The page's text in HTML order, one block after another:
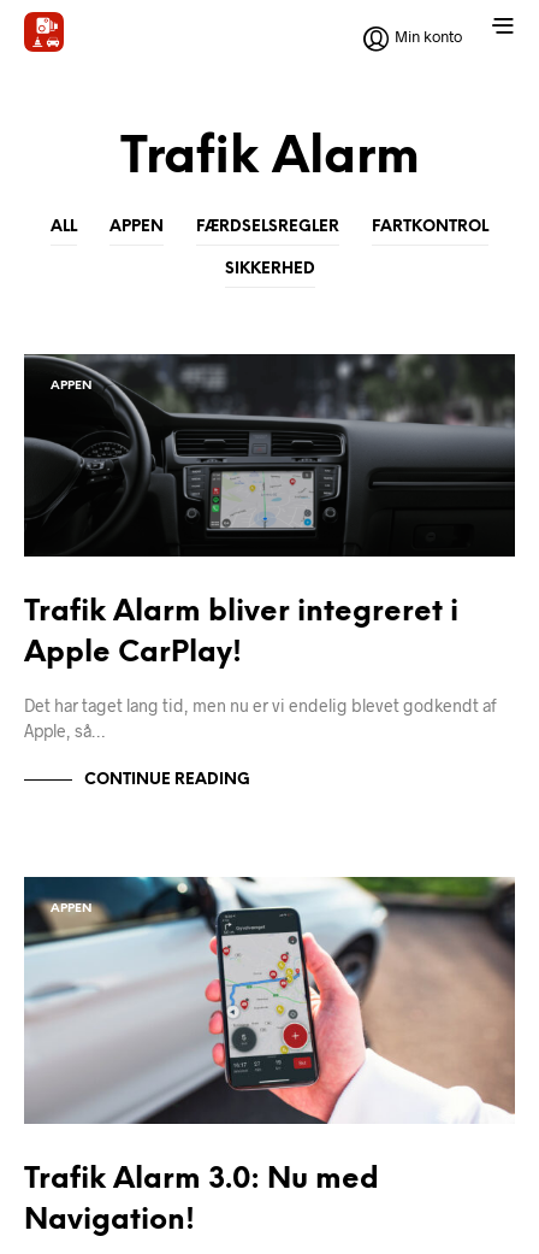
Min konto
Trafik Alarm
ALL APPEN FÆRDSELSREGLER FARTKONTROL
SIKKERHED
APPEN
Trafik Alarm bliver integreret i
Apple CarPlay!
Det har taget lang tid, men nu er vi endelig blevet godkendt af
Apple, så…
CONTINUE READING
APPEN
Trafik Alarm 3.0: Nu med
Navigation!